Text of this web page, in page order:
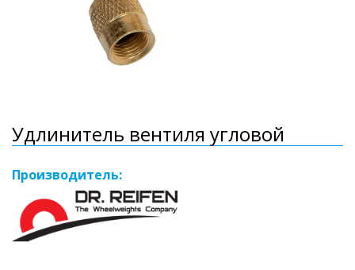
Удлинитель вентиля угловой
Производитель: